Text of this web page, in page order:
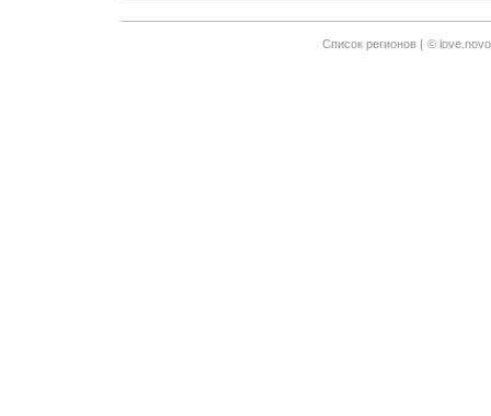
Cписок регионов | ©